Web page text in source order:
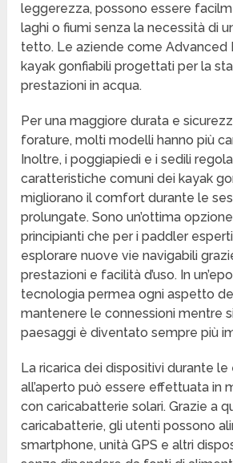
leggerezza, possono essere
laghi o fiumi senza la necessità di
tetto. Le aziende come Advanced
kayak gonfiabili progettati per la
prestazioni in acqua.
Per una maggiore durata e
forature, molti modelli hanno più
Inoltre, i poggiapiedi e i sedili
caratteristiche comuni dei kayak
migliorano il comfort durante le
prolungate. Sono un’ottima
principianti che per i paddler
esplorare nuove vie navigabili
prestazioni e facilità d’uso. In
tecnologia permea ogni aspetto
mantenere le connessioni mentre
paesaggi è diventato sempre più
La ricarica dei dispositivi durante le
all’aperto può essere effettuata in
con caricabatterie solari. Grazie a
caricabatterie, gli utenti possono
smartphone, unità GPS e altri